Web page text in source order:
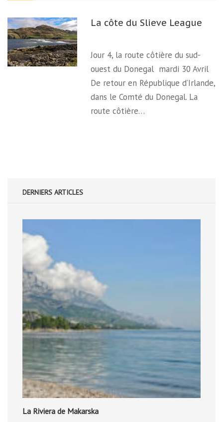
La côte du Slieve League
Jour 4, la route côtière du sud-
ouest du Donegal mardi 30 Avril
De retour en République d’Irlande,
dans le Comté du Donegal. La
route côtière…
DERNIERS ARTICLES
La Riviera de Makarska